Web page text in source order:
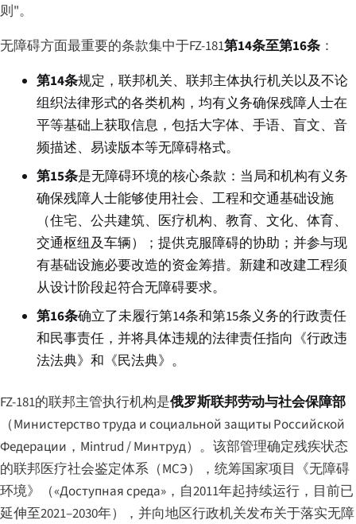
则"。
无障碍方面最重要的条款集中于FZ-181第14条至第16条 ：
第14条规定，联邦机关、联邦主体执行机关以及不论
组织法律形式的各类机构，均有义务确保残障人士在
平等基础上获取信息，包括大字体、手语、盲文、音
频描述、易读版本等无障碍格式。
第15条是无障碍环境的核心条款：当局和机构有义务
确保残障人士能够使用社会、工程和交通基础设施
（住宅、公共建筑、医疗机构、教育、文化、体育、
交通枢纽及车辆）；提供克服障碍的协助；并参与现
有基础设施必要改造的资金筹措。新建和改建工程须
从设计阶段起符合无障碍要求。
第16条确立了未履行第14条和第15条义务的行政责任
和民事责任，并将具体违规的法律责任指向《行政违
法法典》和《民法典》。
FZ-181的联邦主管执行机构是俄罗斯联邦劳动与社会保障部
（Министерство труда и социальной защиты Российской
Федерации ，Mintrud / Минтруд）。该部管理确定残疾状态
的联邦医疗社会鉴定体系（МСЭ），统筹国家项目《无障碍
环境》（«Доступная среда» ，自2011年起持续运行，目前已
延伸至2021–2030年），并向地区行政机关发布关于落实无障